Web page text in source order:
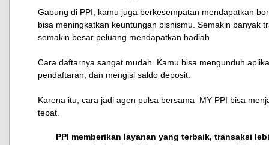
PPI memberikan layanan yang terbaik, transaksi
Gabung di PPI, kamu juga berkesempatan mendapatkan
bisa meningkatkan keuntungan bisnismu. Semakin banyak
semakin besar peluang mendapatkan hadiah.
Cara daftarnya sangat mudah. Kamu bisa mengunduh
pendaftaran, dan mengisi saldo deposit.
​Karena itu, cara jadi agen pulsa bersama MY PPI bisa
tepat.